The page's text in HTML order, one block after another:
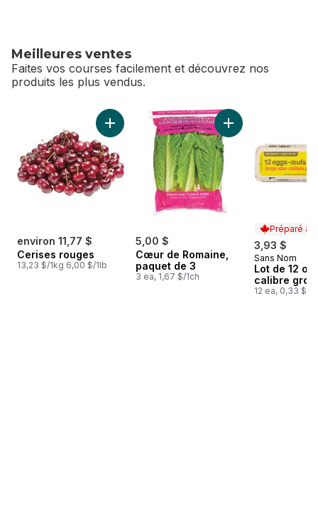
Meilleures ventes
Faites vos courses facilement et découvrez nos
produits les plus vendus.
sauter Meilleures ventes
environ 11,77 $
Cerises rouges
13,23 $/1kg 6,00 $/1lb
Ajouter Cerises rouges au panier
5,00 $
Cœur de Romaine,
paquet de 3
3 ea, 1,67 $/1ch
Ajouter Cœur de
Préparé au
3,93 $
Préparé au
Sans Nom
Lot de 12
calibre gros
12 ea, 0,33 $/